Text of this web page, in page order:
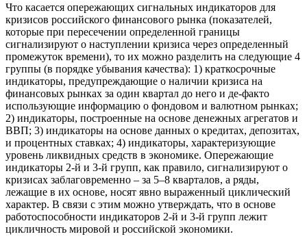
Что касается опережающих сигнальных индикаторов для
кризисов российского финансового рынка (показателей,
которые при пересечении определенной границы
сигнализируют о наступлении кризиса через определенный
промежуток времени), то их можно разделить на следующие 4
группы (в порядке убывания качества): 1) краткосрочные
индикаторы, предупреждающие о наличии кризиса на
финансовых рынках за один квартал до него и де-факто
использующие информацию о фондовом и валютном рынках;
2) индикаторы, построенные на основе денежных агрегатов и
ВВП; 3) индикаторы на основе данных о кредитах, депозитах,
и процентных ставках; 4) индикаторы, характеризующие
уровень ликвидных средств в экономике. Опережающие
индикаторы 2-й и 3-й групп, как правило, сигнализируют о
кризисах заблаговременно – за 5–8 кварталов, а ряды,
лежащие в их основе, носят явно выраженный циклический
характер. В связи с этим можно утверждать, что в основе
работоспособности индикаторов 2-й и 3-й групп лежит
цикличность мировой и российской экономики.